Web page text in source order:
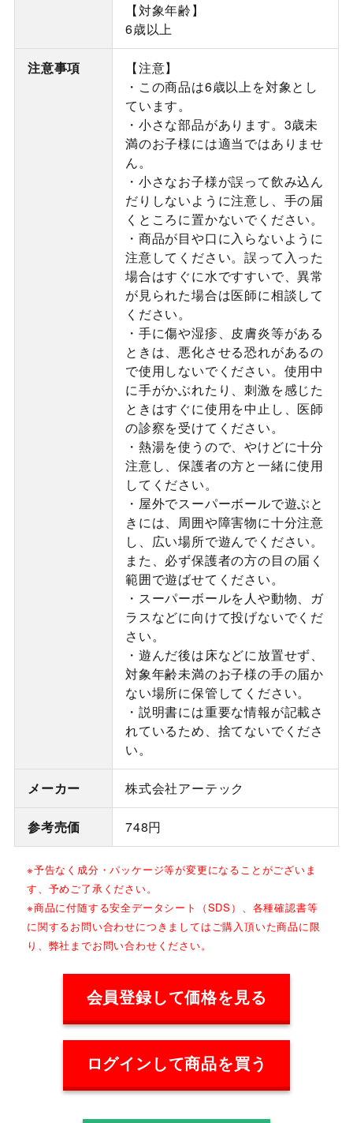
【対象年齢】
6歳以上
注意事項
【注意】
・この商品は6歳以上を対象とし
ています。
・小さな部品があります。3歳未
満のお子様には適当ではありませ
ん。
・小さなお子様が誤って飲み込ん
だりしないように注意し、手の届
くところに置かないでください。
・商品が目や口に入らないように
注意してください。誤って入った
場合はすぐに水ですすいで、異常
が見られた場合は医師に相談して
ください。
・手に傷や湿疹、皮膚炎等がある
ときは、悪化させる恐れがあるの
で使用しないでください。使用中
に手がかぶれたり、刺激を感じた
ときはすぐに使用を中止し、医師
の診察を受けてください。
・熱湯を使うので、やけどに十分
注意し、保護者の方と一緒に使用
してください。
・屋外でスーパーボールで遊ぶと
きには、周囲や障害物に十分注意
し、広い場所で遊んでください。
また、必ず保護者の方の目の届く
範囲で遊ばせてください。
・スーパーボールを人や動物、ガ
ラスなどに向けて投げないでくだ
さい。
・遊んだ後は床などに放置せず、
対象年齢未満のお子様の手の届か
ない場所に保管してください。
・説明書には重要な情報が記載さ
れているため、捨てないでくださ
い。
メーカー 株式会社アーテック
参考売価 748円
※予告なく成分・パッケージ等が変更になることがございま
す、予めご了承ください。
※商品に付随する安全データシート（SDS）、各種確認書等
に関するお問い合わせにつきましてはご購入頂いた商品に限
り、弊社までお問い合わせください。
会員登録して価格を見る
ログインして商品を買う